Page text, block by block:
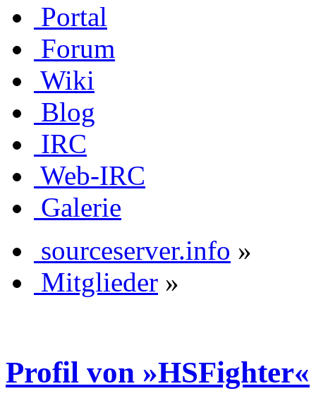
Portal
Forum
Wiki
Blog
IRC
Web-IRC
Galerie
sourceserver.info »
Mitglieder »
Profil von »HSFighter«